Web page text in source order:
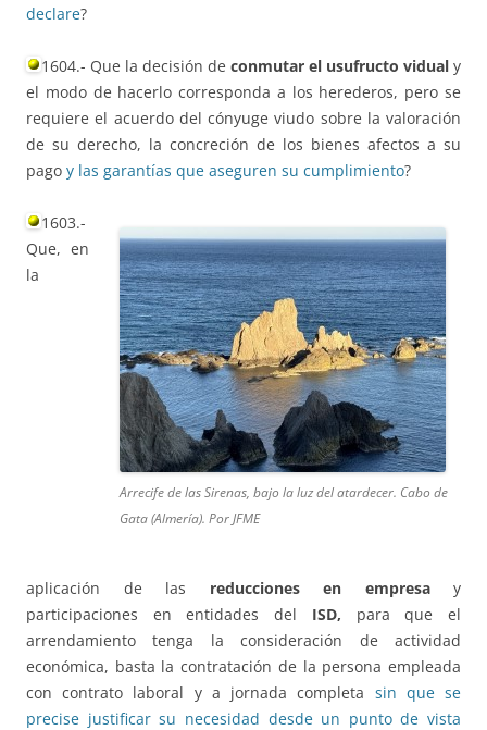
declare?
1604.- Que la decisión de conmutar el usufructo vidual y
el modo de hacerlo corresponda a los herederos, pero se
requiere el acuerdo del cónyuge viudo sobre la valoración
de su derecho, la concreción de los bienes afectos a su
pago y las garantías que aseguren su cumplimiento?
Arrecife de las Sirenas, bajo la luz del atardecer. Cabo de
Gata (Almería). Por JFME
1603.-
Que, en
la
aplicación de las reducciones en empresay
participaciones en entidades del ISD, para que el
arrendamiento tenga la consideración de actividad
económica, basta la contratación de la persona empleada
con contrato laboral y a jornada completa sin que se
precise justificar su necesidad desde un punto de vista